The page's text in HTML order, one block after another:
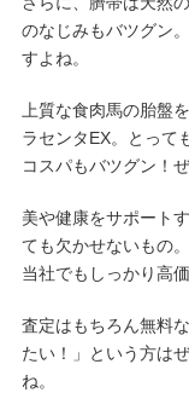
のなじみもバツグン
すよね。
上質な食肉馬の胎盤
ラセンタEX。とって
コスパもバツグン！
美や健康をサポート
ても欠かせないもの
当社でもしっかり高
査定はもちろん無料
たい！」という方は
ね。